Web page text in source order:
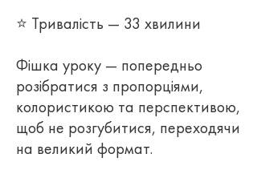
⭐ Тривалість — 33 хвилини
Фішка уроку — попередньо
розібратися з пропорціями,
колористикою та перспективою,
щоб не розгубитися, переходячи
на великий формат.